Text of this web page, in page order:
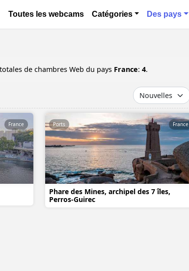
Основная навигация
Toutes les webcams Catégories Des pays
de chambres Web du pays France: 4.
France
Phare des Mines, archipel des 7 îles,
Perros-Guirec
Ports France